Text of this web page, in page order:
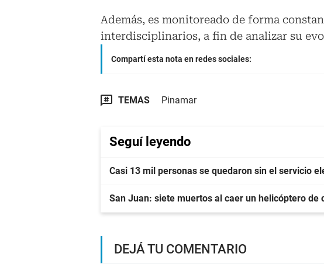
Además, es monitoreado de forma
interdisciplinarios, a fin de analizar su
Compartí esta nota en redes sociales:
TEMAS Pinamar
Seguí leyendo
Casi 13 mil personas se quedaron sin el servicio
San Juan: siete muertos al caer un helicóptero
DEJÁ TU COMENTARIO